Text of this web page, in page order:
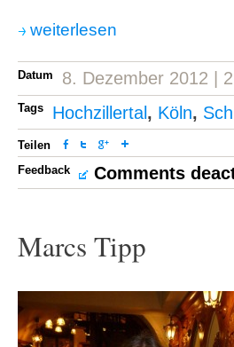
weiterlesen
Datum 8. Dezember 2012 |
Tags Hochzillertal , Köln,
Teilen
Feedback
Comments
Marcs Tipp